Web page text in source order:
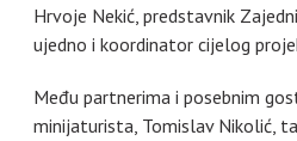
Hrvoje Nekić, predstavnik
ujedno i koordinator cijelog
Među partnerima i posebnim
minijaturista, Tomislav Nikolić,